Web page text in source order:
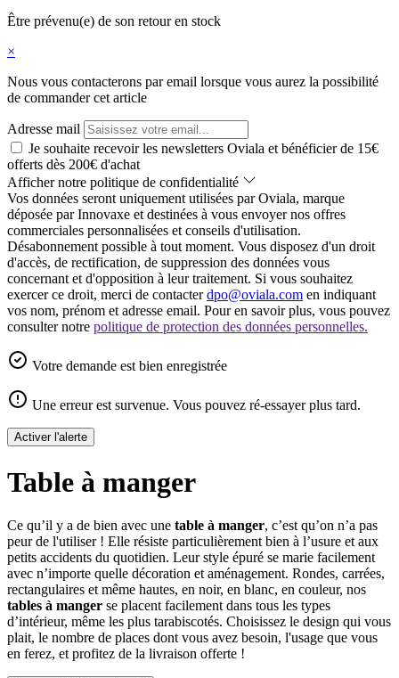
Être prévenu(e) de son retour en stock
×
Nous vous contacterons par email lorsque vous aurez la possibilité
de commander cet article
Adresse mail
Je souhaite recevoir les newsletters Oviala et bénéficier de 15€
offerts dès 200€ d'achat
Afficher notre politique de confidentialité
Vos données seront uniquement utilisées par Oviala, marque
déposée par Innovaxe et destinées à vous envoyer nos offres
commerciales personnalisées et conseils d'utilisation.
Désabonnement possible à tout moment. Vous disposez d'un droit
d'accès, de rectification, de suppression des données vous
concernant et d'opposition à leur traitement. Si vous souhaitez
exercer ce droit, merci de contacterdpo@oviala.com en indiquant
vos nom, prénom et adresse email. Pour en savoir plus, vous pouvez
consulter notre politique de protection des données personnelles.
Votre demande est bien enregistrée
Une erreur est survenue. Vous pouvez ré-essayer plus tard.
Activer l'alerte
Table à manger
Ce qu’il y a de bien avec une table à manger, c’est qu’on n’a pas
peur de l'utiliser ! Elle résiste particulièrement bien à l’usure et aux
petits accidents du quotidien. Leur style épuré se marie facilement
avec n’importe quelle décoration et aménagement. Rondes, carrées,
rectangulaires et même hautes, en noir, en blanc, en couleur, nos
tables à manger se placent facilement dans tous les types
d’intérieur, même les plus tarabiscotés. Choisissez le design qui vous
plait, le nombre de places dont vous avez besoin, l'usage que vous
en ferez, et profitez de la livraison offerte !